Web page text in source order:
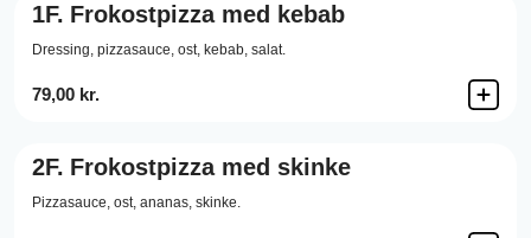
1F. Frokostpizza med kebab
Dressing, pizzasauce, ost, kebab, salat.
79,00 kr.
2F. Frokostpizza med skinke
Pizzasauce, ost, ananas, skinke.